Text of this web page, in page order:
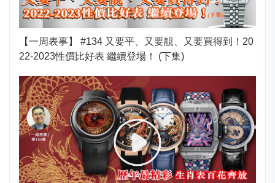
【一周表事】 #134 又要平、又要靚、又要買得到！20
22-2023性價比好表 繼續登場！ (下集)